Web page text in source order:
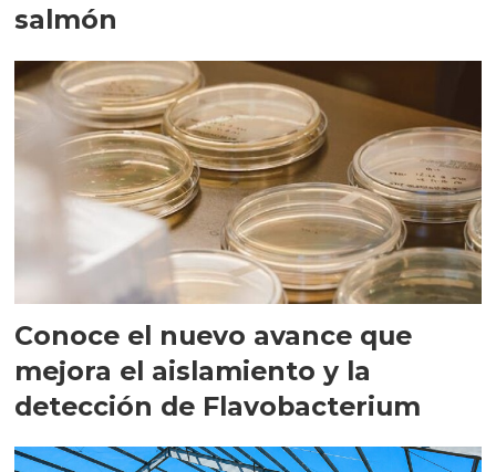
salmón
Conoce el nuevo avance que
mejora el aislamiento y la
detección de Flavobacterium